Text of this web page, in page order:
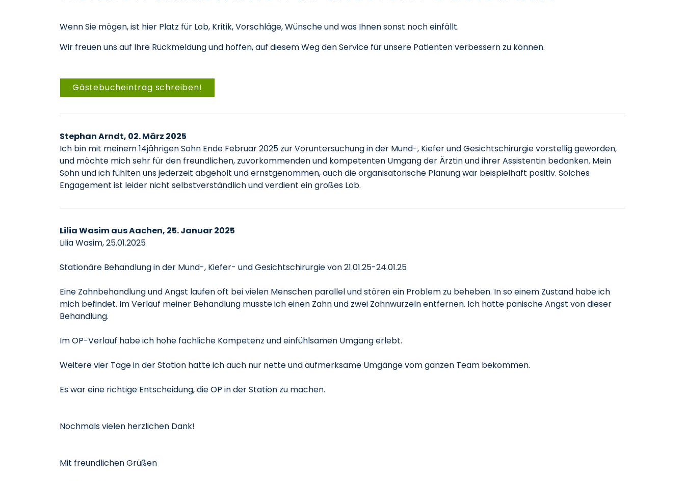
Wenn Sie mögen, ist hier Platz für Lob, Kritik, Vorschläge, Wünsche und was Ihnen sonst noch einfällt.
Wir freuen uns auf Ihre Rückmeldung und hoffen, auf diesem Weg den Service für unsere Patienten verbessern zu können.
Gästebucheintrag schreiben!
Stephan Arndt, 02. März 2025
Ich bin mit meinem 14jährigen Sohn Ende Februar 2025 zur Voruntersuchung in der Mund-, Kiefer und Gesichtschirurgie vorstellig geworden,
und möchte mich sehr für den freundlichen, zuvorkommenden und kompetenten Umgang der Ärztin und ihrer Assistentin bedanken. Mein
Sohn und ich fühlten uns jederzeit abgeholt und ernstgenommen, auch die organisatorische Planung war beispielhaft positiv. Solches
Engagement ist leider nicht selbstverständlich und verdient ein großes Lob.
Lilia Wasim aus Aachen, 25. Januar 2025
Lilia Wasim, 25.01.2025
Stationäre Behandlung in der Mund-, Kiefer- und Gesichtschirurgie von 21.01.25-24.01.25
Eine Zahnbehandlung und Angst laufen oft bei vielen Menschen parallel und stören ein Problem zu beheben. In so einem Zustand habe ich
mich befindet. Im Verlauf meiner Behandlung musste ich einen Zahn und zwei Zahnwurzeln entfernen. Ich hatte panische Angst von dieser
Behandlung.
Im OP-Verlauf habe ich hohe fachliche Kompetenz und einfühlsamen Umgang erlebt.
Weitere vier Tage in der Station hatte ich auch nur nette und aufmerksame Umgänge vom ganzen Team bekommen.
Es war eine richtige Entscheidung, die OP in der Station zu machen.
Nochmals vielen herzlichen Dank!
Mit freundlichen Grüßen